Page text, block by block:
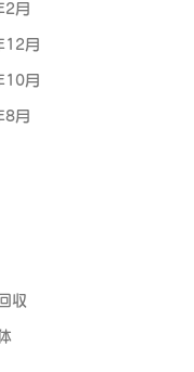
2月
12月
10月
8月
収